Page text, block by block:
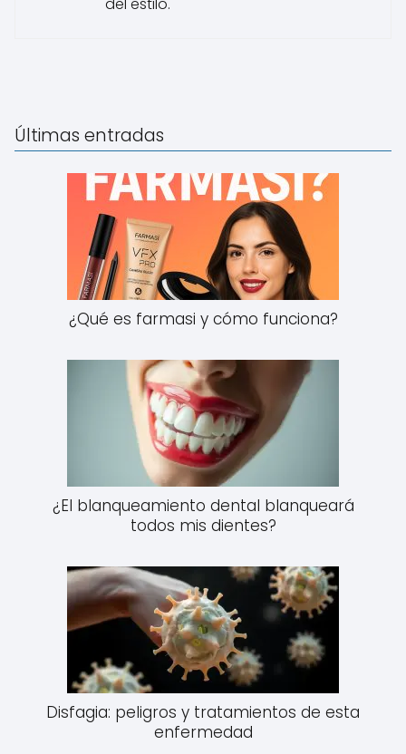
Últimas entradas
¿Qué es farmasi y cómo funciona?
¿El blanqueamiento dental blanqueará
todos mis dientes?
Disfagia: peligros y tratamientos de esta
enfermedad